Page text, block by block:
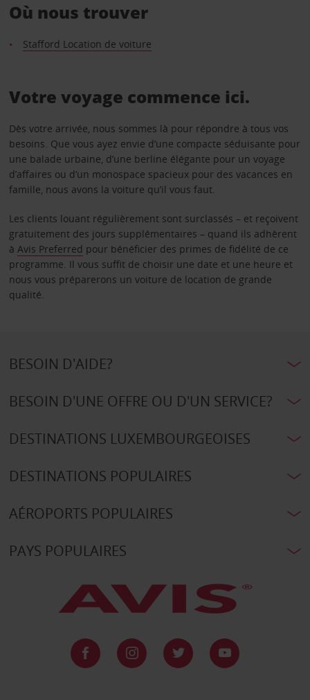
Où nous trouver
Stafford Location de voiture
Votre voyage commence ici.
Dès votre arrivée, nous sommes là pour répondre à tous vos
besoins. Que vous ayez envie d’une compacte séduisante pour
une balade urbaine, d’une berline élégante pour un voyage
d’affaires ou d’un monospace spacieux pour des vacances en
famille, nous avons la voiture qu’il vous faut.
Les clients louant régulièrement sont surclassés – et reçoivent
gratuitement des jours supplémentaires – quand ils adhèrent
à Avis Preferred pour bénéficier des primes de fidélité de ce
programme. Il vous suffit de choisir une date et une heure et
nous vous préparerons un voiture de location de grande
qualité.
BESOIN D'AIDE?
BESOIN D'UNE OFFRE OU D'UN SERVICE?
DESTINATIONS LUXEMBOURGEOISES
DESTINATIONS POPULAIRES
AÉROPORTS POPULAIRES
PAYS POPULAIRES